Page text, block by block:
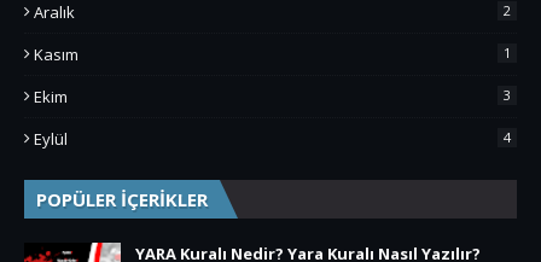
Aralık 2
Kasım 1
Ekim 3
Eylül 4
POPÜLER İÇERİKLER
YARA Kuralı Nedir? Yara Kuralı Nasıl Yazılır?